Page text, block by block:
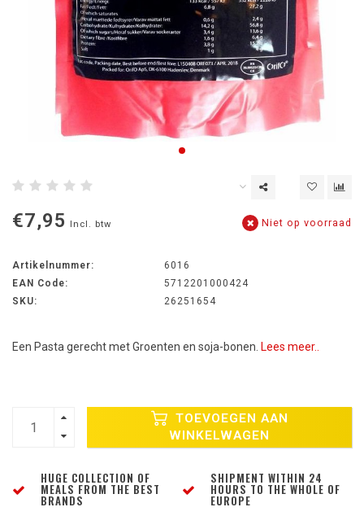
€7,95 Incl. btw Niet op voorraad
Artikelnummer:
6016
EAN Code:
5712201000424
SKU:
26251654
Een Pasta gerecht met Groenten en soja-bonen. Lees meer..
TOEVOEGEN AAN
WINKELWAGEN
HUGE COLLECTION OF
MEALS FROM THE BEST
BRANDS
SHIPMENT WITHIN 24
HOURS TO THE WHOLE OF
EUROPE